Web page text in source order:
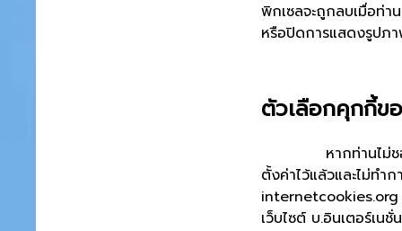
พิกเซลจะถูกลบเมื่อท่
หรือปิดการแสดงรูปภ
ตัวเลือกคุกกี้ข
หากท่านไม่ชอบแน
ตั้งค่าไว้แล้วและไม่ทำ
internetcookies.org
เว็บไซต์ บ.อินเตอร์เน